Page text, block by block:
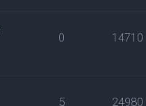
0 14710
5 24980